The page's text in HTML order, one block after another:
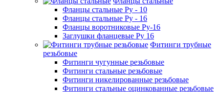
Фланцы стальные Ру - 10
Фланцы стальные Ру - 16
Фланцы воротниковые Ру-16
Заглушки фланцевые Ру 16
Фитинги трубные
резьбовые
Фитинги чугунные резьбовые
Фитинги стальные резьбовые
Фитинги никелированные резьбовые
Фитинги стальные оцинкованные резьбовые